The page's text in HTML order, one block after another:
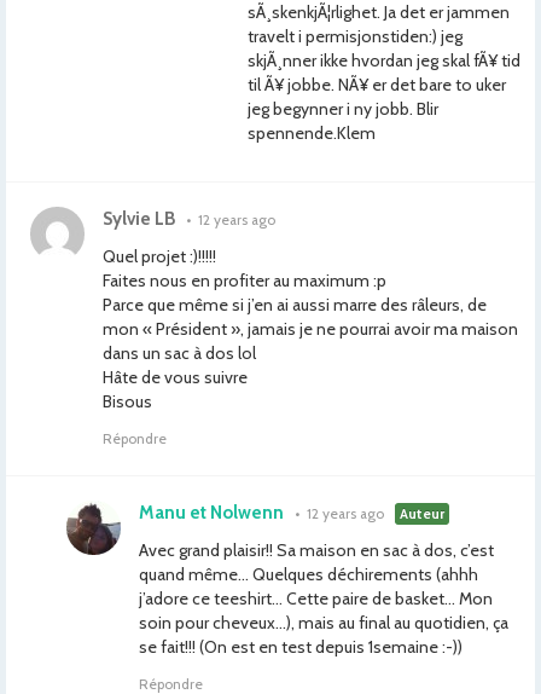
sÃ¸skenkjÃ¦rlighet. Ja det er jammen
travelt i permisjonstiden:) jeg
skjÃ¸nner ikke hvordan jeg skal fÃ¥ tid
til Ã¥ jobbe. NÃ¥ er det bare to uker
jeg begynner i ny jobb. Blir
spennende.Klem
Sylvie LB • 12 years ago
Quel projet :)!!!!!
Faites nous en profiter au maximum :p
Parce que même si j’en ai aussi marre des râleurs, de
mon « Président », jamais je ne pourrai avoir ma maison
dans un sac à dos lol
Hâte de vous suivre
Bisous
Répondre
Manu et Nolwenn • 12 years ago Auteur
Avec grand plaisir!! Sa maison en sac à dos, c’est
quand même… Quelques déchirements (ahhh
j’adore ce teeshirt… Cette paire de basket… Mon
soin pour cheveux…), mais au final au quotidien, ça
se fait!!! (On est en test depuis 1semaine :-))
Répondre